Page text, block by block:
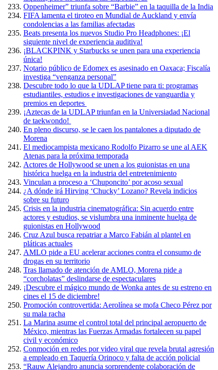
Oppenheimer” triunfa sobre “Barbie” en la taquilla de la India
FIFA lamenta el tiroteo en Mundial de Auckland y envía
condolencias a las familias afectadas
Beats presenta los nuevos Studio Pro Headphones: ¡El
siguiente nivel de experiencia auditiva!
¡BLACKPINK y Starbucks se unen para una experiencia
única!
Notario público de Edomex es asesinado en Oaxaca; Fiscalía
investiga “venganza personal”
Descubre todo lo que la UDLAP tiene para ti: programas
estudiantiles, estudios e investigaciones de vanguardia y
premios en deportes
¡Aztecas de la UDLAP triunfan en la Universiadad Nacional
de taekwondo!
En pleno discurso, se le caen los pantalones a diputado de
Morena
El mediocampista mexicano Rodolfo Pizarro se une al AEK
Atenas para la próxima temporada
Actores de Hollywood se unen a los guionistas en una
histórica huelga en la industria del entretenimiento
Vinculan a proceso a ‘Chuponcito’ por acoso sexual
¿A dónde irá Hirving ‘Chucky’ Lozano? Revela indicios
sobre su futuro
Crisis en la industria cinematográfica: Sin acuerdo entre
actores y estudios, se vislumbra una inminente huelga de
guionistas en Hollywood
Cruz Azul busca repatriar a Marco Fabián al plantel en
pláticas actuales
AMLO pide a EU acelerar acciones contra el consumo de
drogas en su territorio
Tras llamado de atención de AMLO, Morena pide a
“corcholatas” deslindarse de espectaculares
¡Descubre el mágico mundo de Wonka antes de su estreno en
cines el 15 de diciembre!
Promoción controvertida: Aerolínea se mofa Checo Pérez por
su mala racha
La Marina asume el control total del principal aeropuerto de
México, mientras las Fuerzas Armadas fortalecen su papel
civil y económico
Conmoción en redes por video viral que revela brutal agresión
a empleado en Taquería Orinoco y falta de acción policial
“Rauw Alejandro anuncia sorprendente colaboración de